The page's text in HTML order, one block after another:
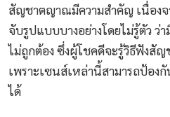
สัญชาตญาณมีความสำคัญ เนื่องจ
จับรูปแบบบางอย่างโดยไม่รู้ตัว ว่
ไม่ถูกต้อง ซึ่งผู้โชคดีจะรู้วิธีฟังสั
เพราะเซนส์เหล่านี้สามารถป้อง
ได้